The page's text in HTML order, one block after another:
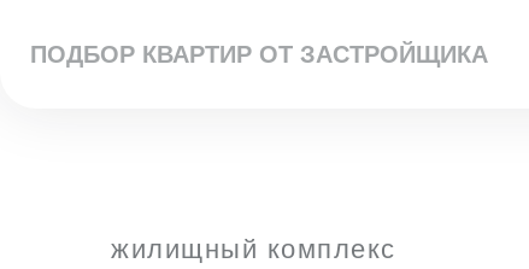
ПОДБОР КВАРТИР ОТ ЗАСТРОЙЩИКА
жилищный комплекс